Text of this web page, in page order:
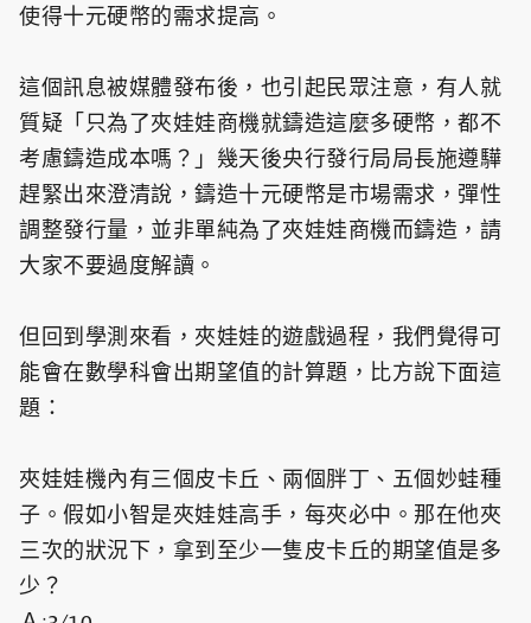
使得十元硬幣的需求提高。
這個訊息被媒體發布後，也引起民眾注意，有人就
質疑「只為了夾娃娃商機就鑄造這麼多硬幣，都不
考慮鑄造成本嗎？」幾天後央行發行局局長施遵驊
趕緊出來澄清說，鑄造十元硬幣是市場需求，彈性
調整發行量，並非單純為了夾娃娃商機而鑄造，請
大家不要過度解讀。
但回到學測來看，夾娃娃的遊戲過程，我們覺得可
能會在數學科會出期望值的計算題，比方說下面這
題：
夾娃娃機內有三個皮卡丘、兩個胖丁、五個妙蛙種
子。假如小智是夾娃娃高手，每夾必中。那在他夾
三次的狀況下，拿到至少一隻皮卡丘的期望值是多
少？